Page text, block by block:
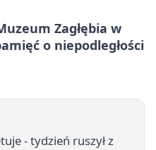
Zagłębia w
o niepodległości
- tydzień ruszył z